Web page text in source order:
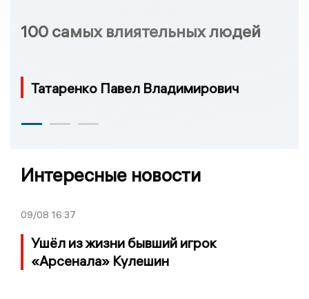
100 самых влиятельных людей
Татаренко Павел Владимирович
Интересные новости
09/08 16:37
Ушёл из жизни бывший игрок
«Арсенала» Кулешин